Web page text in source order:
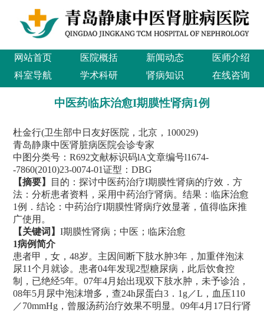
网站首页 医院概括 新闻动态
医师介绍
科室导航
学术科研 肾病知识 在线咨询
中医药临床治愈I期膜性肾病1例
杜金行(卫生部中日友好医院，北京，100029)
青岛静康中医肾脏病医院会诊专家
中图分类号：R692文献标识码lA文章编号l1674-
-7860(2010)23-0074-01证型：DBG
【摘要】
目的：探讨中医药治疗I期膜性肾病的疗效．方
法：分析患者资料，采用中药治疗肾病。结果：临床治愈
1例．结论：中药治疗I期膜性肾病疗效显著，值得临床推
广使用。
【关键词】 I期膜性肾病；中医；临床治愈
1病例简介
患者甲，女，48岁。主因间断下肢水肿3年，加重伴泡沫
尿11个月就诊。患者04年发现2型糖尿病，此后饮食控
制，已绝经5年。07年4月始出现双下肢水肿，未予诊治，
08年5月尿中泡沫增多，查24h尿蛋白3．1g／L，血压110
／70mmHg，曾服汤药治疗效果不明显。09年4月17日行肾